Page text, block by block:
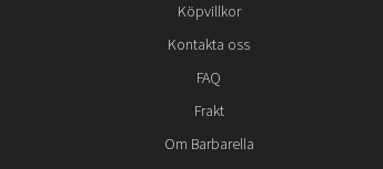
Köpvillkor
Kontakta oss
FAQ
Frakt
Om Barbarella